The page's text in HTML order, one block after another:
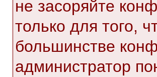
не засоряйте
только для того,
большинстве
администратор